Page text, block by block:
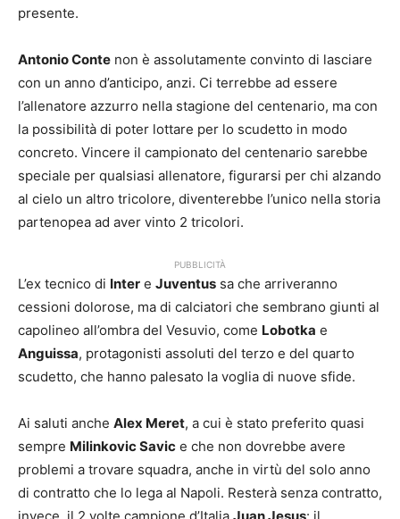
presente.
Antonio Conte non è assolutamente convinto di lasciare
con un anno d’anticipo, anzi. Ci terrebbe ad essere
l’allenatore azzurro nella stagione del centenario, ma con
la possibilità di poter lottare per lo scudetto in modo
concreto. Vincere il campionato del centenario sarebbe
speciale per qualsiasi allenatore, figurarsi per chi alzando
al cielo un altro tricolore, diventerebbe l’unico nella storia
partenopea ad aver vinto 2 tricolori.
PUBBLICITÀ
L’ex tecnico di Inter e Juventus sa che arriveranno
cessioni dolorose, ma di calciatori che sembrano giunti al
capolineo all’ombra del Vesuvio, come Lobotka e
Anguissa, protagonisti assoluti del terzo e del quarto
scudetto, che hanno palesato la voglia di nuove sfide.
Ai saluti anche Alex Meret, a cui è stato preferito quasi
sempre Milinkovic Savic e che non dovrebbe avere
problemi a trovare squadra, anche in virtù del solo anno
di contratto che lo lega al Napoli. Resterà senza contratto,